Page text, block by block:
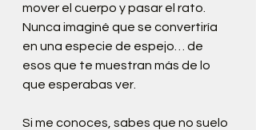
mover el cuerpo y pasar el rato.
Nunca imaginé que se convertiría
en una especie de espejo… de
esos que te muestran más de lo
que esperabas ver.
Si me conoces, sabes que no suelo